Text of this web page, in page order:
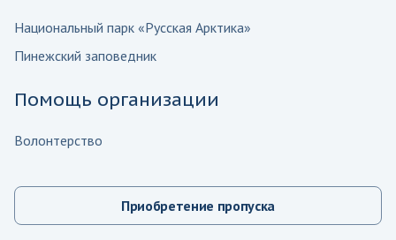
Национальный парк «Русская Арктика»
Пинежский заповедник
Помощь организации
Волонтерство
Приобретение пропуска